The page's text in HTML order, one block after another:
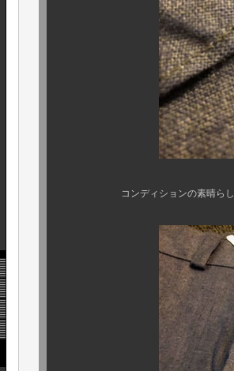
コンディションの素晴らしさは